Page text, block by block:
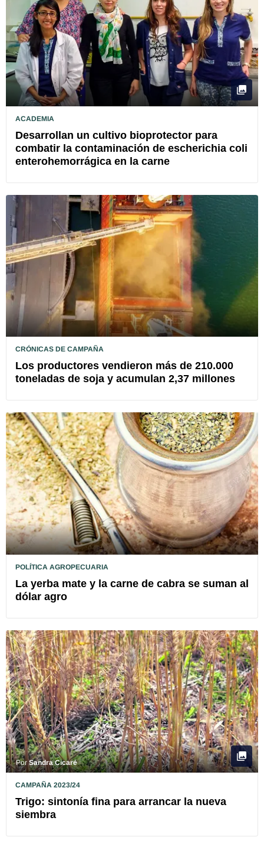
ACADEMIA
Desarrollan un cultivo bioprotector para
combatir la contaminación de escherichia coli
enterohemorrágica en la carne
CRÓNICAS DE CAMPAÑA
Los productores vendieron más de 210.000
toneladas de soja y acumulan 2,37 millones
POLÍTICA AGROPECUARIA
La yerba mate y la carne de cabra se suman al
dólar agro
PorSandra Cicaré
CAMPAÑA 2023/24
Trigo: sintonía fina para arrancar la nueva
siembra